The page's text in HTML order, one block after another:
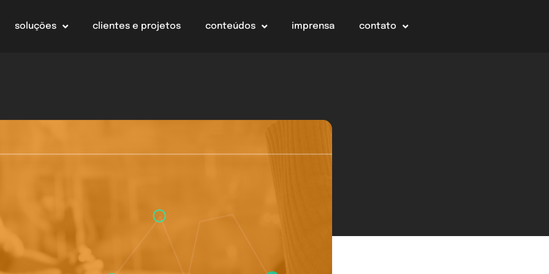
soluções clientes e projetos conteúdos imprensa contato